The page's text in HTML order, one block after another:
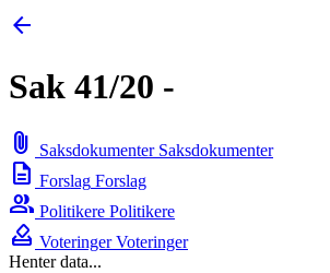
arrow_back
Sak 41/20 -
attach_file Saksdokumenter Saksdokumenter
description Forslag Forslag
group Politikere Politikere
how_to_vote Voteringer Voteringer
Henter data...